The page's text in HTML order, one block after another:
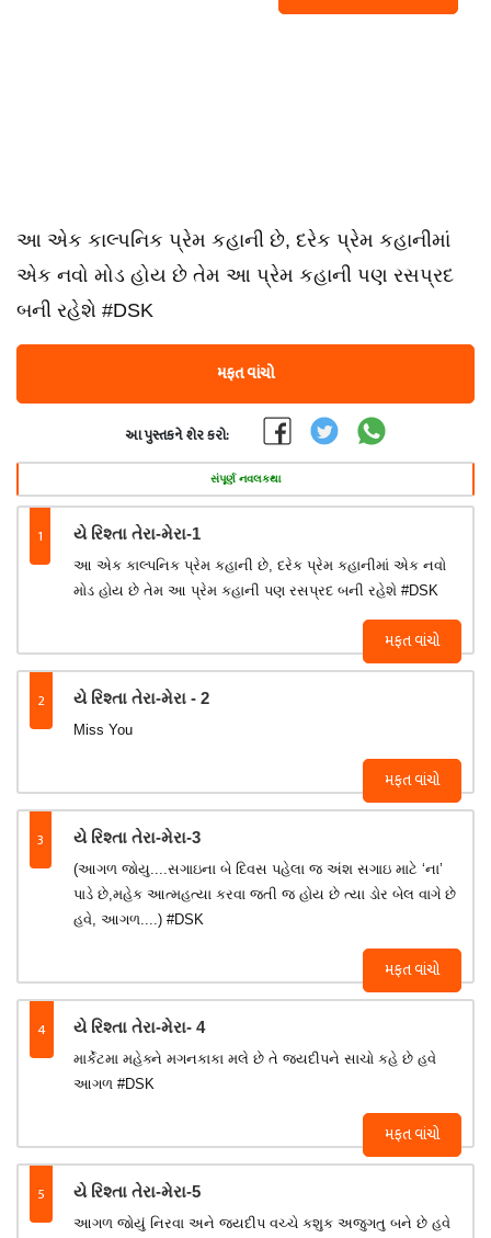
આ એક કાલ્પનિક પ્રેમ કહાની છે, દરેક પ્રેમ કહાનીમાં
એક નવો મોડ હોય છે તેમ આ પ્રેમ કહાની પણ રસપ્રદ
બની રહેશે #DSK
મફત વાંચો
આ પુસ્તકને શેર કરો:
સંપૂર્ણ નવલકથા
1 યે રિશ્તા તેરા-મેરા-1
મફત વાંચો
આ એક કાલ્પનિક પ્રેમ કહાની છે, દરેક પ્રેમ કહાનીમાં એક નવો
મોડ હોય છે તેમ આ પ્રેમ કહાની પણ રસપ્રદ બની રહેશે #DSK
2 યે રિશ્તા તેરા-મેરા - 2
મફત વાંચો
Miss You
3 યે રિશ્તા તેરા-મેરા-3
મફત વાંચો
(આગળ જોયુ....સગાઇના બે દિવસ પહેલા જ અંશ સગાઇ માટે ‘ના’
પાડે છે,મહેક આત્મહત્યા કરવા જતી જ હોય છે ત્યા ડોર બેલ વાગે છે
હવે, આગળ....) #DSK
4 યે રિશ્તા તેરા-મેરા- 4
મફત વાંચો
માર્કેટમા મહેક્ને મગનકાકા મલે છે તે જયદીપને સાચો કહે છે હવે
આગળ #DSK
5 યે રિશ્તા તેરા-મેરા-5
આગળ જોયું નિરવા અને જયદીપ વચ્ચે કશુક અજુગતુ બને છે હવે